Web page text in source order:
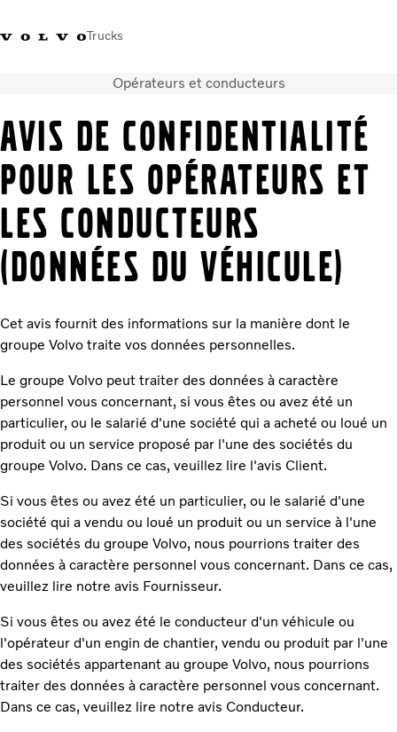
Trucks
Volvo MerchandiseConnexionMaroc
Solutions de transport
Véhicules
Services
Localisation du réseau
Nouveautés et médias
Notre société
Nous contacter
Opérateurs et conducteurs
AVIS DE CONFIDENTIALITÉ
POUR LES OPÉRATEURS ET
LES CONDUCTEURS
(DONNÉES DU VÉHICULE)
Cet avis fournit des informations sur la manière dont le
groupe Volvo traite vos données personnelles.
Le groupe Volvo peut traiter des données à caractère
personnel vous concernant, si vous êtes ou avez été un
particulier, ou le salarié d'une société qui a acheté ou loué un
produit ou un service proposé par l'une des sociétés du
groupe Volvo. Dans ce cas, veuillez lire l'avis Client.
Si vous êtes ou avez été un particulier, ou le salarié d'une
société qui a vendu ou loué un produit ou un service à l'une
des sociétés du groupe Volvo, nous pourrions traiter des
données à caractère personnel vous concernant. Dans ce cas,
veuillez lire notre avis Fournisseur.
Si vous êtes ou avez été le conducteur d'un véhicule ou
l'opérateur d'un engin de chantier, vendu ou produit par l'une
des sociétés appartenant au groupe Volvo, nous pourrions
traiter des données à caractère personnel vous concernant.
Dans ce cas, veuillez lire notre avis Conducteur.